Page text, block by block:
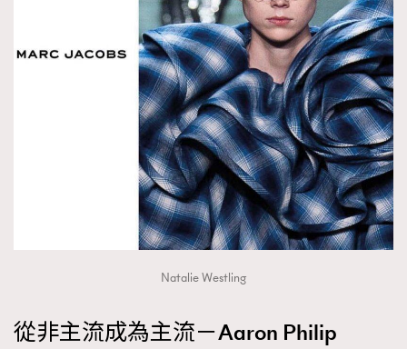
Natalie Westling
從非主流成為主流－Aaron Philip